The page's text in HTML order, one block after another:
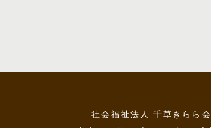
社会福祉法人 千草きらら会